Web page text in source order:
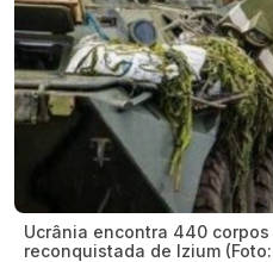
Ucrânia encontra 440
reconquistada de Izium